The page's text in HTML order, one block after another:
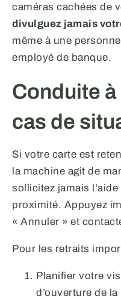
caméras cachées de
divulguez jamais
même à une
employé de banque.
Conduite
cas de
Si votre carte est
la machine agit de
sollicitez jamais
proximité. Appuyez
« Annuler » et
Pour les retraits
Planifier votre
d’ouverture de